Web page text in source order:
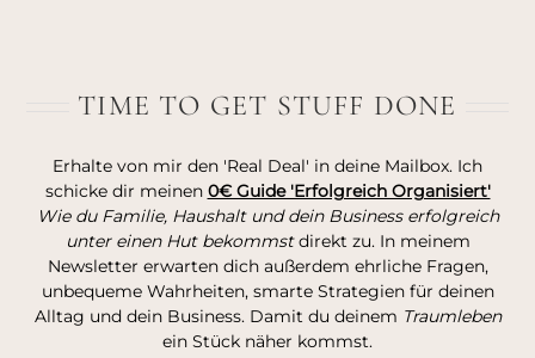
TIME TO GET STUFF DONE
Erhalte von mir den 'Real Deal' in deine Mailbox. Ich
schicke dir meinen 0€ Guide 'Erfolgreich Organisiert'
Wie du Familie, Haushalt und dein Business erfolgreich
unter einen Hut bekommstdirekt zu. In meinem
Newsletter erwarten dich außerdem ehrliche Fragen,
unbequeme Wahrheiten, smarte Strategien für deinen
Alltag und dein Business. Damit du deinem Traumleben
ein Stück näher kommst.